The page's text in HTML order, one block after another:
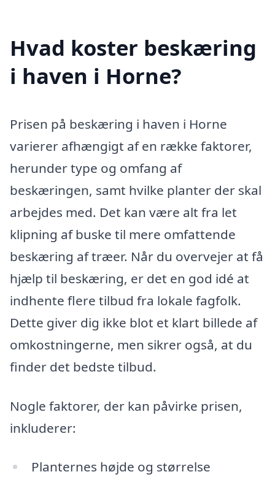
Hvad koster beskæring
i haven i Horne?
Prisen på beskæring i haven i Horne
varierer afhængigt af en række faktorer,
herunder type og omfang af
beskæringen, samt hvilke planter der skal
arbejdes med. Det kan være alt fra let
klipning af buske til mere omfattende
beskæring af træer. Når du overvejer at få
hjælp til beskæring, er det en god idé at
indhente flere tilbud fra lokale fagfolk.
Dette giver dig ikke blot et klart billede af
omkostningerne, men sikrer også, at du
finder det bedste tilbud.
Nogle faktorer, der kan påvirke prisen,
inkluderer:
Planternes højde og størrelse